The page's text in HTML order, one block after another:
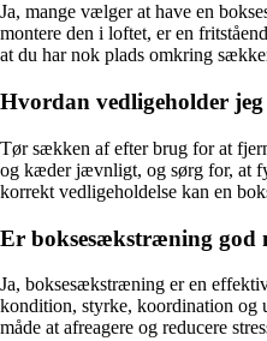
Ja, mange vælger at have en
montere den i loftet, er en
at du har nok plads omkring
Hvordan vedligeholder
Tør sækken af efter brug for at
og kæder jævnligt, og sørg for, at
korrekt vedligeholdelse kan en
Er boksesækstræning god
Ja, boksesækstræning er en
kondition, styrke, koordination og
måde at afreagere og reducere